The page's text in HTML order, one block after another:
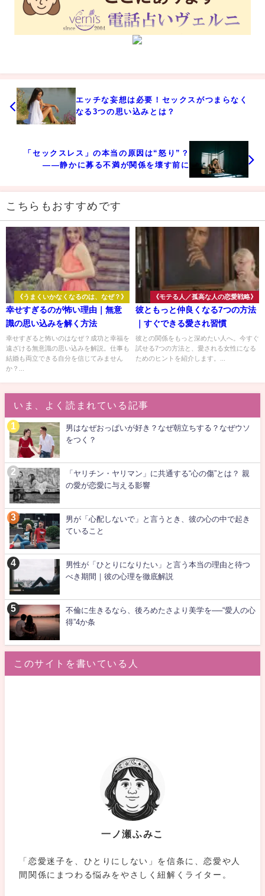
エッチな妄想は必要！セックスがつまらなく
なる3つの思い込みとは？
「セックスレス」の本当の原因は“怒り”？
――静かに募る不満が関係を壊す前に
こちらもおすすめです
《うまくいかなくなるのは、なぜ？》
幸せすぎるのが怖い理由｜無意
識の思い込みを解く方法
幸せすぎると怖いのはなぜ？成功と幸福を
遠ざける無意識の思い込みを解説。仕事も
結婚も両立できる自分を信じてみません
か？...
《モテる人／孤高な人の恋愛戦略》
彼ともっと仲良くなる7つの方法
｜すぐできる愛され習慣
彼との関係をもっと深めたい人へ。今すぐ
試せる7つの方法と、愛される女性になる
ためのヒントを紹介します。...
いま、よく読まれている記事
男はなぜおっぱいが好き？なぜ朝立ちする？なぜウソ
をつく？
「ヤリチン・ヤリマン」に共通する“心の傷”とは？ 親
の愛が恋愛に与える影響
男が「心配しないで」と言うとき、彼の心の中で起き
ていること
男性が「ひとりになりたい」と言う本当の理由と待つ
べき期間｜彼の心理を徹底解説
不倫に生きるなら、後ろめたさより美学を──“愛人の心
得”4か条
このサイトを書いている人
一ノ瀬ふみこ
「恋愛迷子を、ひとりにしない」を信条に、恋愛や人
間関係にまつわる悩みをやさしく紐解くライター。